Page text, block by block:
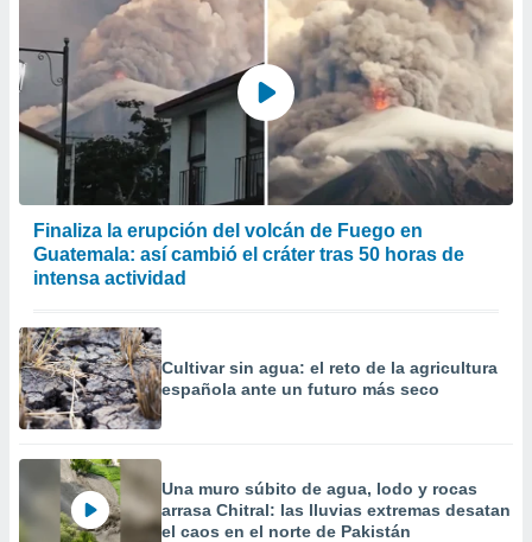
Finaliza la erupción del volcán de Fuego en
Guatemala: así cambió el cráter tras 50 horas de
intensa actividad
Cultivar sin agua: el reto de la agricultura
española ante un futuro más seco
Una muro súbito de agua, lodo y rocas
arrasa Chitral: las lluvias extremas desatan
el caos en el norte de Pakistán